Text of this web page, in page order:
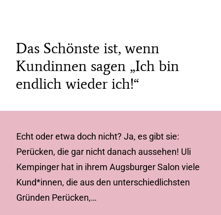
Das Schönste ist, wenn
Kundinnen sagen „Ich bin
endlich wieder ich!“
Echt oder etwa doch nicht? Ja, es gibt sie:
Perücken, die gar nicht danach aussehen! Uli
Kempinger hat in ihrem Augsburger Salon viele
Kund*innen, die aus den unterschiedlichsten
Gründen Perücken,…